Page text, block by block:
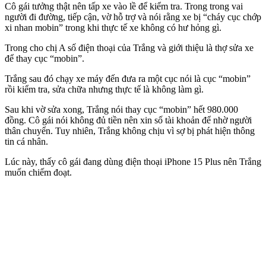
Cô gái tưởng thật nên tấp xe vào lề để kiểm tra. Trong trong vai
người đi đường, tiếp cận, vờ hỗ trợ và nói rằng xe bị “cháy cục chớp
xi nhan mobin” trong khi thực tế xe không có hư hỏng gì.
Trong cho chị A số điện thoại của Trắng và giới thiệu là thợ sửa xe
để thay cục “mobin”.
Trắng sau đó chạy xe máy đến đưa ra một cục nói là cục “mobin”
rồi kiểm tra, sửa chữa nhưng thực tế là không làm gì.
Sau khi vờ sửa xong, Trắng nói thay cục “mobin” hết 980.000
đồng. Cô gái nói không đủ tiền nên xin số tài khoản để nhờ người
thân chuyển. Tuy nhiên, Trắng không chịu vì sợ bị phát hiện thông
tin cá nhân.
Lúc này, thấy cô gái đang dùng điện thoại iPhone 15 Plus nên Trắng
muốn chiếm đoạt.